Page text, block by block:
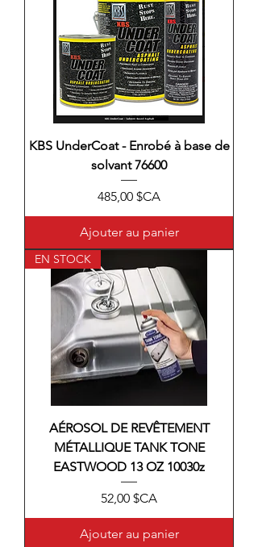
KBS UnderCoat - Enrobé à base de
solvant 76600
Prix
485,00 $CA
Ajouter au panier
EN STOCK
AÉROSOL DE REVÊTEMENT
MÉTALLIQUE TANK TONE
EASTWOOD 13 OZ 10030z
Prix
52,00 $CA
Ajouter au panier